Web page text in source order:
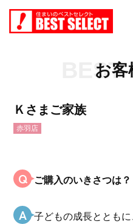
お客
BEST
Ｋさまご家族
赤羽店
Q ご購入のいきさつは？
A 子どもの成長ととも